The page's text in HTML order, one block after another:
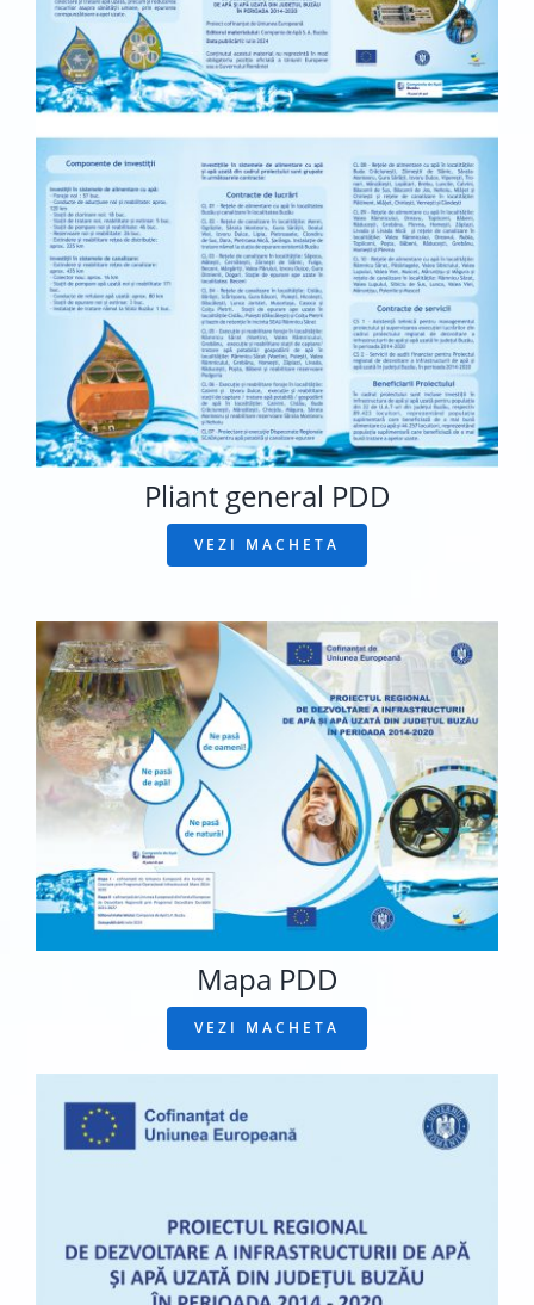
Pliant general PDD
VEZI MACHETA
Mapa PDD
VEZI MACHETA